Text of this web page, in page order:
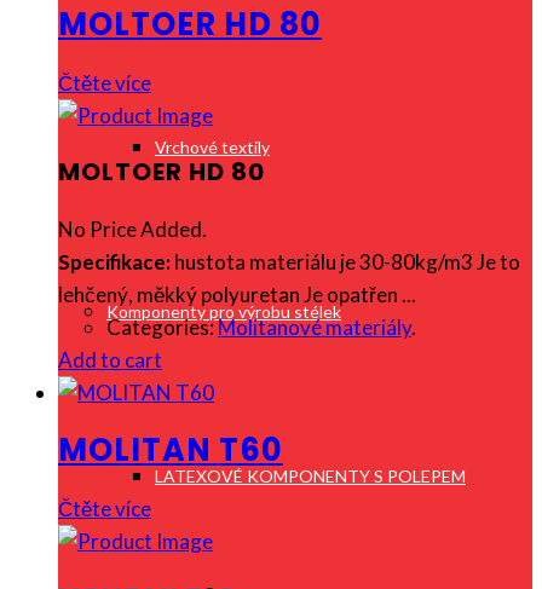
Vrchové textily
Komponenty pro výrobu stélek
LATEXOVÉ KOMPONENTY S POLEPEM
MOLTOER HD 80
Čtěte více
MOLTOER HD 80
No Price Added.
Specifikace:hustota materiálu je 30-80kg/m3 Je to
lehčený, měkký polyuretan Je opatřen ...
Categories:Molitanové materiály.
Add to cart
MOLITAN T60
Čtěte více